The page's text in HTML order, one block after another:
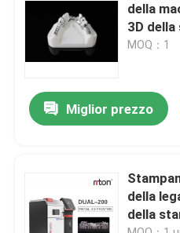
Contattaci
Tutti i casi
Stampante del metallo
Stampante dentaria del
della
3D della
protesi
MOQ：1
Miglior prezzo
della
della